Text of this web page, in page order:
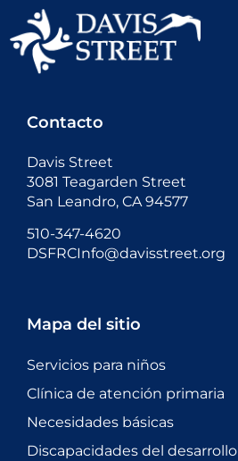
Contacto
Davis Street
3081 Teagarden Street
San Leandro, CA 94577
510-347-4620
DSFRCInfo@davisstreet.org
Mapa del sitio
Servicios para niños
Clínica de atención primaria
Necesidades básicas
Discapacidades del desarrollo